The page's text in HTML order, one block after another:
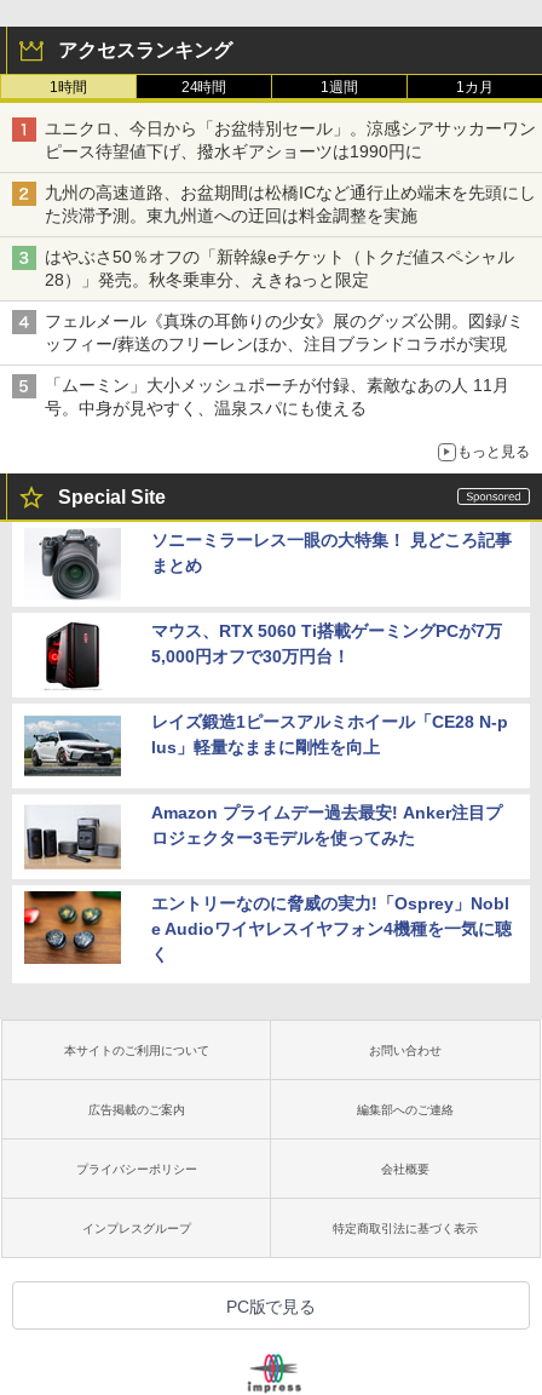
アクセスランキング
1時間 24時間 1週間 1カ月
ユニクロ、今日から「お盆特別セール」。涼感シアサッカーワン
ピース待望値下げ、撥水ギアショーツは1990円に
九州の高速道路、お盆期間は松橋ICなど通行止め端末を先頭にし
た渋滞予測。東九州道への迂回は料金調整を実施
はやぶさ50％オフの「新幹線eチケット（トクだ値スペシャル
28）」発売。秋冬乗車分、えきねっと限定
フェルメール《真珠の耳飾りの少女》展のグッズ公開。図録/ミ
ッフィー/葬送のフリーレンほか、注目ブランドコラボが実現
「ムーミン」大小メッシュポーチが付録、素敵なあの人 11月
号。中身が見やすく、温泉スパにも使える
もっと見る
Special Site
ソニーミラーレス一眼の大特集！ 見どころ記事
まとめ
マウス、RTX 5060 Ti搭載ゲーミングPCが7万
5,000円オフで30万円台！
レイズ鍛造1ピースアルミホイール「CE28 N-p
lus」軽量なままに剛性を向上
Amazon プライムデー過去最安! Anker注目プ
ロジェクター3モデルを使ってみた
エントリーなのに脅威の実力!「Osprey」Nobl
e Audioワイヤレスイヤフォン4機種を一気に聴
く
本サイトのご利用について お問い合わせ
広告掲載のご案内 編集部へのご連絡
プライバシーポリシー 会社概要
インプレスグループ 特定商取引法に基づく表示
PC版で見る